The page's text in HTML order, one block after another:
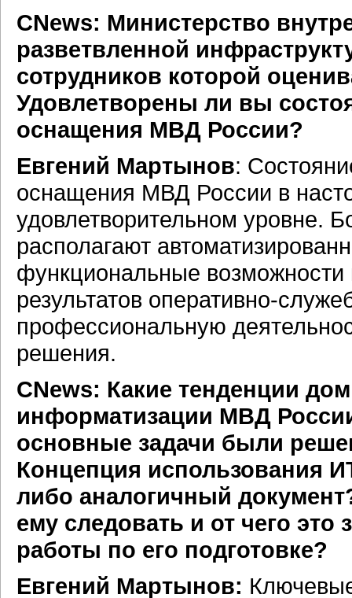
CNews: Министерство
разветвленной
сотрудников которой
Удовлетворены ли вы
оснащения МВД России?
Евгений Мартынов:
оснащения МВД России в
удовлетворительном уровне.
располагают
функциональные возможности
результатов оперативно-
профессиональную
решения.
CNews: Какие тенденции
информатизации МВД
основные задачи были
Концепция использования
либо аналогичный
ему следовать и от чего это
работы по его подготовке?
Евгений Мартынов: